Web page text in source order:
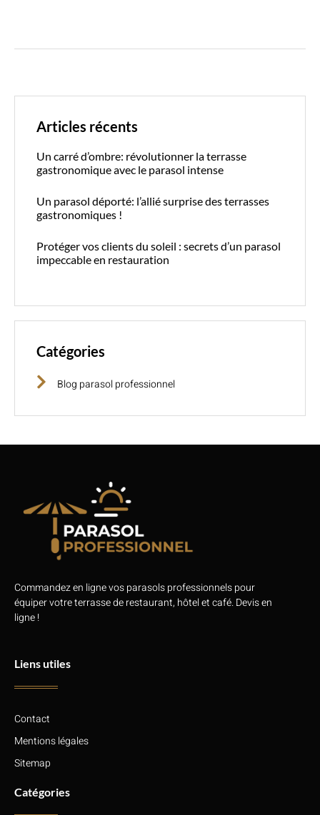
Articles récents
Un carré d’ombre: révolutionner la terrasse
gastronomique avec le parasol intense
Un parasol déporté: l’allié surprise des terrasses
gastronomiques !
Protéger vos clients du soleil : secrets d’un parasol
impeccable en restauration
Catégories
Blog parasol professionnel
Commandez en ligne vos parasols professionnels pour
équiper votre terrasse de restaurant, hôtel et café. Devis en
ligne !
Liens utiles
Contact
Mentions légales
Sitemap
Catégories